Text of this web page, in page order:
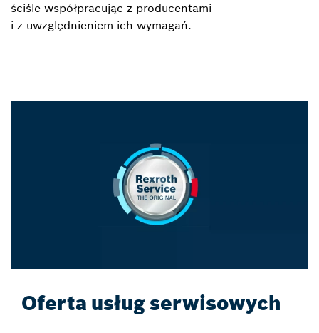
ściśle współpracując z producentami
i z uwzględnieniem ich wymagań.
Oferta usług serwisowych